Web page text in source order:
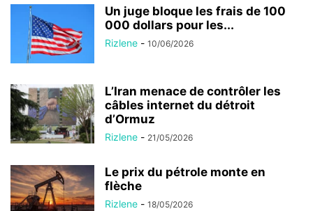
Un juge bloque les frais de 100
000 dollars pour les...
Rizlene - 10/06/2026
L’Iran menace de contrôler les
câbles internet du détroit
d’Ormuz
Rizlene - 21/05/2026
Le prix du pétrole monte en
flèche
Rizlene - 18/05/2026